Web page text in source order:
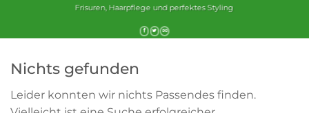
Frisuren, Haarpflege und perfektes Styling
Nichts gefunden
Leider konnten wir nichts Passendes finden.